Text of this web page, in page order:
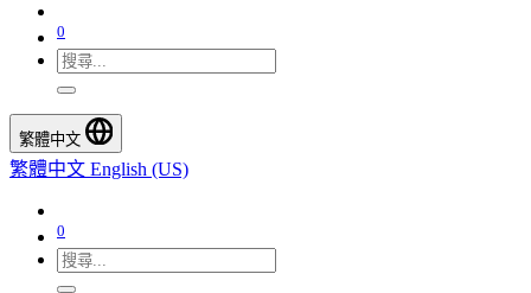
0
繁體中文
繁體中文 English (US)
0